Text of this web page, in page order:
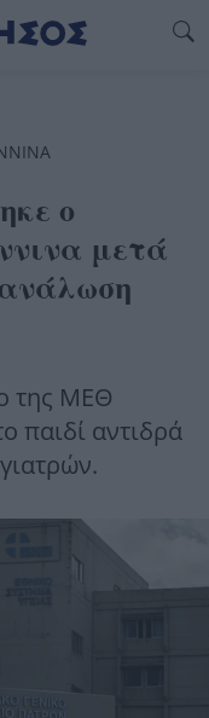
ο
μετά
της ΜΕΘ
παιδί αντιδρά